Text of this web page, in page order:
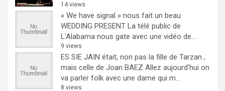
14 views
« We have signal » nous fait un beau
WEDDING PRESENT La télé public de
L'Alabama nous gate avec une vidéo de...
9 views
ES SIE JAIN était, non pas la fille de Tarzan ,
mais celle de Joan BAEZ Allez aujourd'hui on
va parler folk avec une dame qui m...
8 views